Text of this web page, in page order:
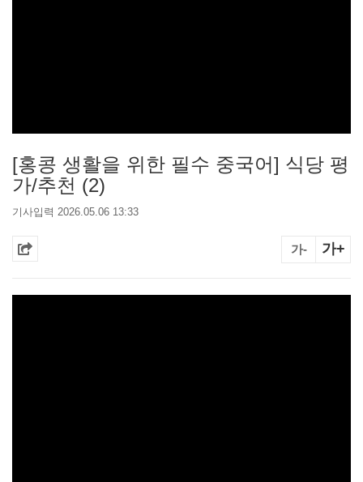
[홍콩 생활을 위한 필수 중국어] 식당 평
가/추천 (2)
기사입력 2026.05.06 13:33
가- 가+